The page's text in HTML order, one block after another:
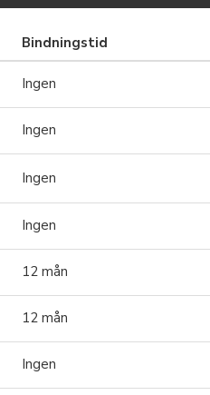
Bindningstid
Ingen
Ingen
Ingen
Ingen
12 mån
12 mån
Ingen